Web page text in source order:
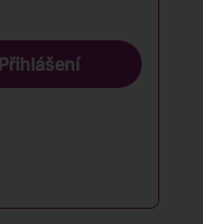
Přihlášení